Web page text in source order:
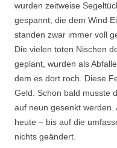
wurden zeitweise
gespannt, die dem Wind
standen zwar immer voll
Die vielen toten Nischen
geplant, wurden als
dem es dort roch. Diese
Geld. Schon bald musste
auf neun gesenkt
heute – bis auf die
nichts geändert.